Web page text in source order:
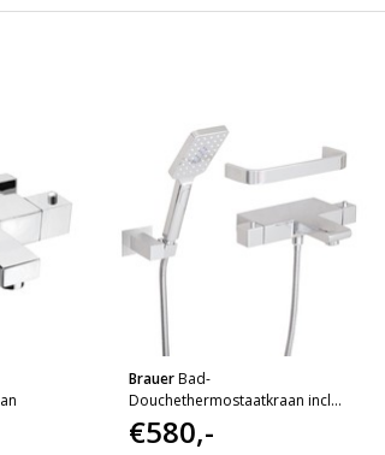
BrauerBad-
Douchethermostaatkraan incl
handdoucheset + rek
€580,-